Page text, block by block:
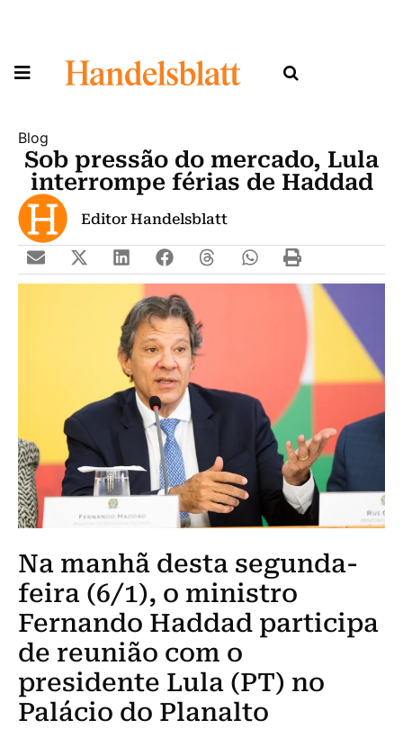
Blog
Sob pressão do mercado, Lula
interrompe férias de Haddad
Editor Handelsblatt
Na manhã desta segunda-
feira (6/1), o ministro
Fernando Haddad participa
de reunião com o
presidente Lula (PT) no
Palácio do Planalto